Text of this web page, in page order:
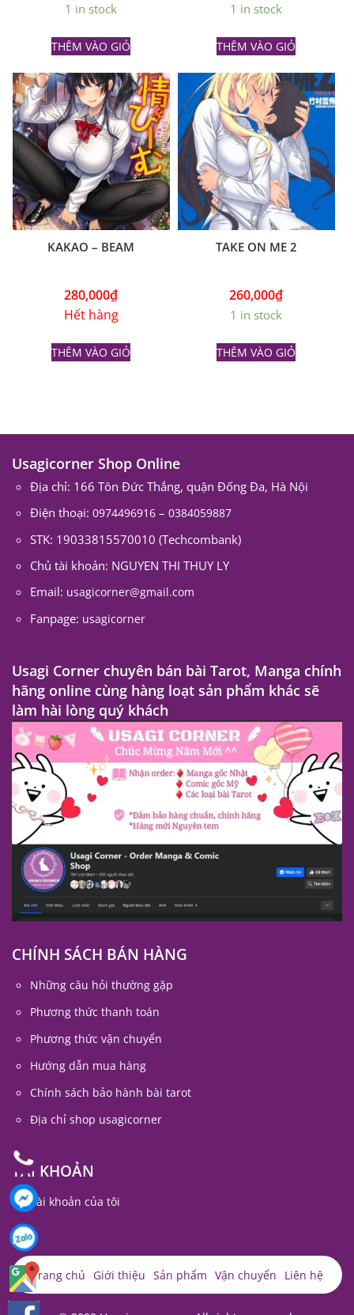
1 in stock
THÊM VÀO GIỎ
1 in stock
THÊM VÀO GIỎ
KAKAO – BEAM
280,000₫
Hết hàng
THÊM VÀO GIỎ
TAKE ON ME 2
260,000₫
1 in stock
THÊM VÀO GIỎ
Usagicorner Shop Online
Địa chỉ: 166 Tôn Đức Thắng, quận Đống Đa, Hà Nội
Điện thoại: 0974496916 – 0384059887
STK: 19033815570010 (Techcombank)
Chủ tài khoản: NGUYEN THI THUY LY
Email: usagicorner@gmail.com
Fanpage: usagicorner
Usagi Corner chuyên bán bài Tarot, Manga chính
hãng online cùng hàng loạt sản phẩm khác sẽ
làm hài lòng quý khách
CHÍNH SÁCH BÁN HÀNG
Những câu hỏi thường gặp
Phương thức thanh toán
Phương thức vận chuyển
Hướng dẫn mua hàng
Chính sách bảo hành bài tarot
Địa chỉ shop usagicorner
TÀI KHOẢN
Tài khoản của tôi
Trang chủ Giới thiệu Sản phẩm Vận chuyển Liên hệ